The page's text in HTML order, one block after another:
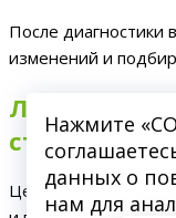
После диагностики
изменений и
Лечение
Цель лечения —
Нажмите
данных о
нам для